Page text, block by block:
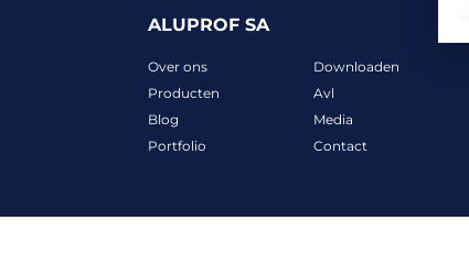
ALUPROF SA
Over ons
Producten
Blog
Portfolio
Downloaden
Avl
Media
Contact